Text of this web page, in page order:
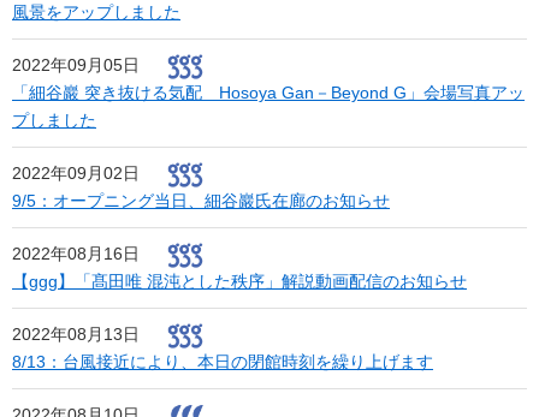
風景をアップしました
2022年09月05日
「細谷巖 突き抜ける気配 Hosoya Gan－Beyond G」会場写真アッ
プしました
2022年09月02日
9/5：オープニング当日、細谷巖氏在廊のお知らせ
2022年08月16日
【ggg】「髙田唯 混沌とした秩序」解説動画配信のお知らせ
2022年08月13日
8/13：台風接近により、本日の閉館時刻を繰り上げます